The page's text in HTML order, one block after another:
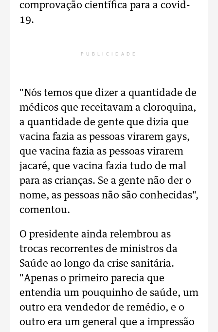
comprovação científica para a covid-
19.
PUBLICIDADE
"Nós temos que dizer a quantidade de
médicos que receitavam a cloroquina,
a quantidade de gente que dizia que
vacina fazia as pessoas virarem gays,
que vacina fazia as pessoas virarem
jacaré, que vacina fazia tudo de mal
para as crianças. Se a gente não der o
nome, as pessoas não são conhecidas",
comentou.
O presidente ainda relembrou as
trocas recorrentes de ministros da
Saúde ao longo da crise sanitária.
"Apenas o primeiro parecia que
entendia um pouquinho de saúde, um
outro era vendedor de remédio, e o
outro era um general que a impressão